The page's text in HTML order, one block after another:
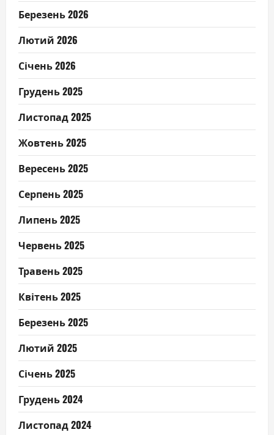
Березень 2026
Лютий 2026
Січень 2026
Грудень 2025
Листопад 2025
Жовтень 2025
Вересень 2025
Серпень 2025
Липень 2025
Червень 2025
Травень 2025
Квітень 2025
Березень 2025
Лютий 2025
Січень 2025
Грудень 2024
Листопад 2024